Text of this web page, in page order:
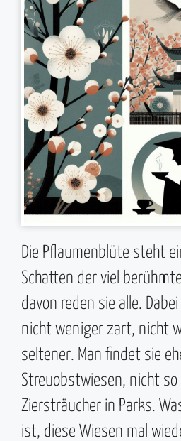
Die Pflaumenblüte steht
Schatten der viel
davon reden sie alle.
nicht weniger zart, nicht
seltener. Man findet sie
Streuobstwiesen, nicht so
Ziersträucher in Parks.
ist, diese Wiesen mal